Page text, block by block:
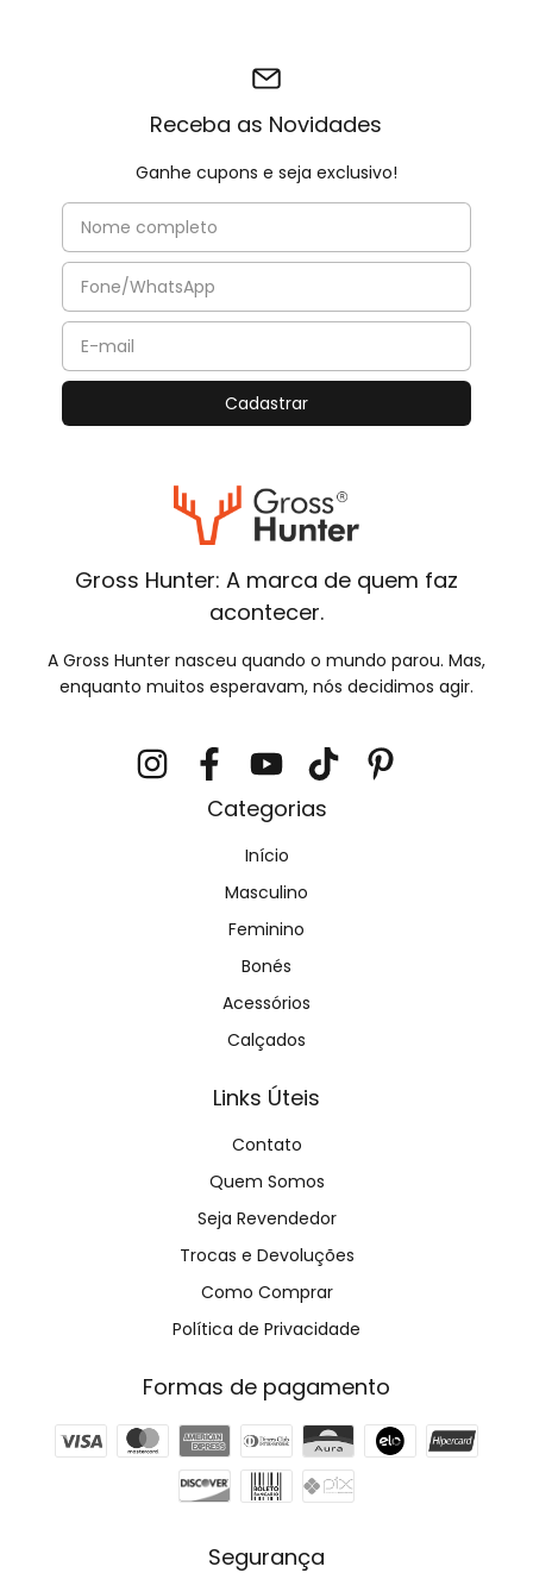
Receba as Novidades
Ganhe cupons e seja exclusivo!
Gross Hunter: A marca de quem faz
acontecer.
A Gross Hunter nasceu quando o mundo parou. Mas,
enquanto muitos esperavam, nós decidimos agir.
Categorias
Início
Masculino
Feminino
Bonés
Acessórios
Calçados
Links Úteis
Contato
Quem Somos
Seja Revendedor
Trocas e Devoluções
Como Comprar
Política de Privacidade
Formas de pagamento
Segurança